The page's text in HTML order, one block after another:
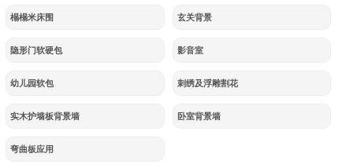
榻榻米床围 玄关背景
隐形门软硬包 影音室
幼儿园软包 刺绣及浮雕割花
实木护墙板背景墙 卧室背景墙
弯曲板应用